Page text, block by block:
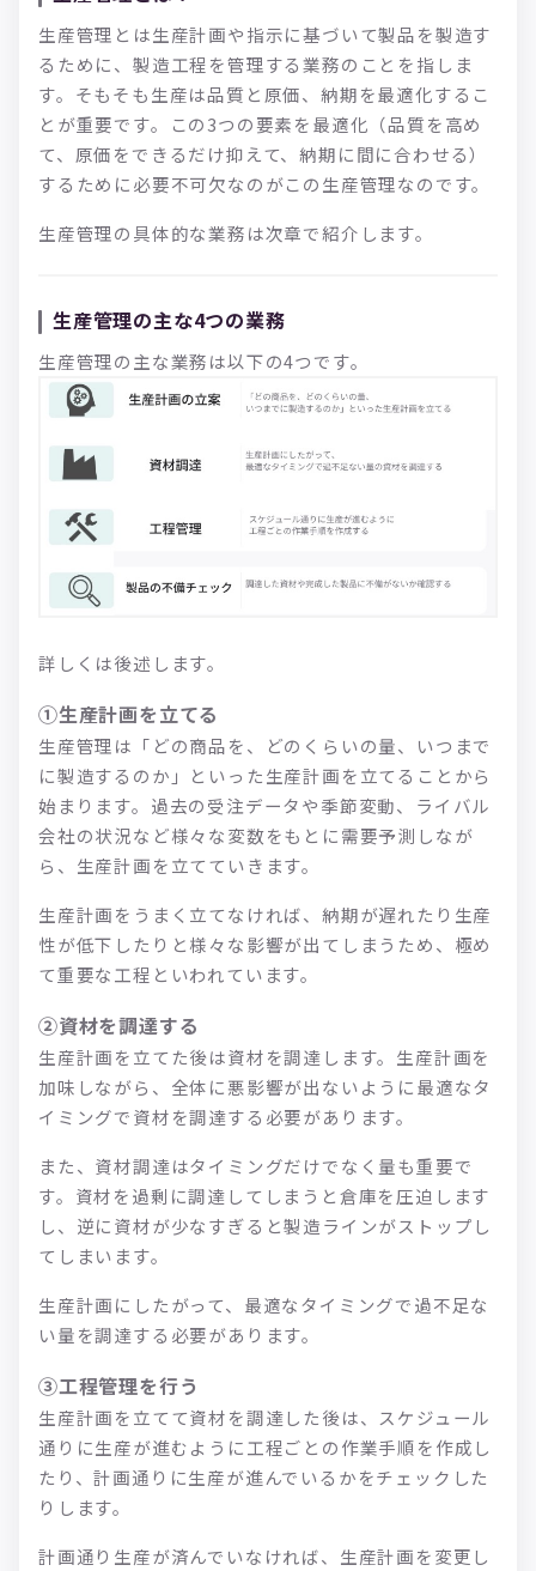
生産管理とは生産計画や指示に基づいて製品を製造す
るために、製造工程を管理する業務のことを指しま
す。そもそも生産は品質と原価、納期を最適化するこ
とが重要です。この3つの要素を最適化（品質を高め
て、原価をできるだけ抑えて、納期に間に合わせる）
するために必要不可欠なのがこの生産管理なのです。
生産管理の具体的な業務は次章で紹介します。
生産管理の主な4つの業務
生産管理の主な業務は以下の4つです。
詳しくは後述します。
①生産計画を立てる
生産管理は「どの商品を、どのくらいの量、いつまで
に製造するのか」といった生産計画を立てることから
始まります。過去の受注データや季節変動、ライバル
会社の状況など様々な変数をもとに需要予測しなが
ら、生産計画を立てていきます。
生産計画をうまく立てなければ、納期が遅れたり生産
性が低下したりと様々な影響が出てしまうため、極め
て重要な工程といわれています。
②資材を調達する
生産計画を立てた後は資材を調達します。生産計画を
加味しながら、全体に悪影響が出ないように最適なタ
イミングで資材を調達する必要があります。
また、資材調達はタイミングだけでなく量も重要で
す。資材を過剰に調達してしまうと倉庫を圧迫します
し、逆に資材が少なすぎると製造ラインがストップし
てしまいます。
生産計画にしたがって、最適なタイミングで過不足な
い量を調達する必要があります。
③工程管理を行う
生産計画を立てて資材を調達した後は、スケジュール
通りに生産が進むように工程ごとの作業手順を作成し
たり、計画通りに生産が進んでいるかをチェックした
りします。
計画通り生産が済んでいなければ、生産計画を変更し